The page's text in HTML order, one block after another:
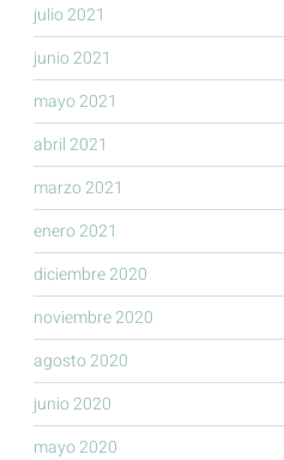
julio 2021
junio 2021
mayo 2021
abril 2021
marzo 2021
enero 2021
diciembre 2020
noviembre 2020
agosto 2020
junio 2020
mayo 2020